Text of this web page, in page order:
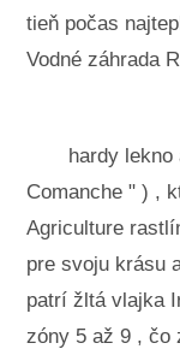
tieň počas
Vodné záhrada
hardy lekno
Comanche " ) ,
Agriculture
pre svoju krásu
patrí žltá vlajka
zóny 5 až 9 , čo